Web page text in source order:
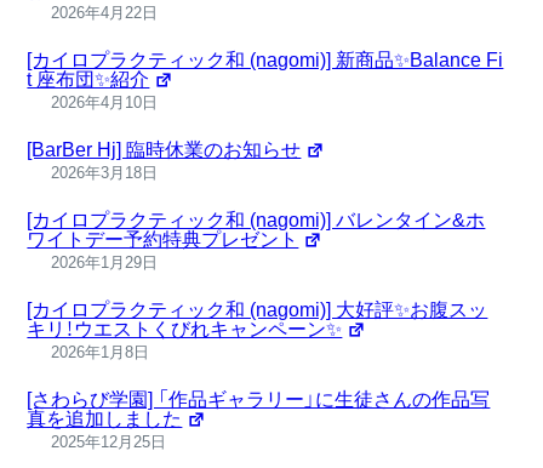
2026年4月22日
[カイロプラクティック和 (nagomi)] 新商品✨Balance Fi
t 座布団✨紹介
2026年4月10日
[BarBer Hj] 臨時休業のお知らせ
2026年3月18日
[カイロプラクティック和 (nagomi)] バレンタイン&ホ
ワイトデー予約特典プレゼント
2026年1月29日
[カイロプラクティック和 (nagomi)] 大好評✨お腹スッ
キリ！ウエストくびれキャンペーン✨
2026年1月8日
[さわらび学園] 「作品ギャラリー」に生徒さんの作品写
真を追加しました
2025年12月25日